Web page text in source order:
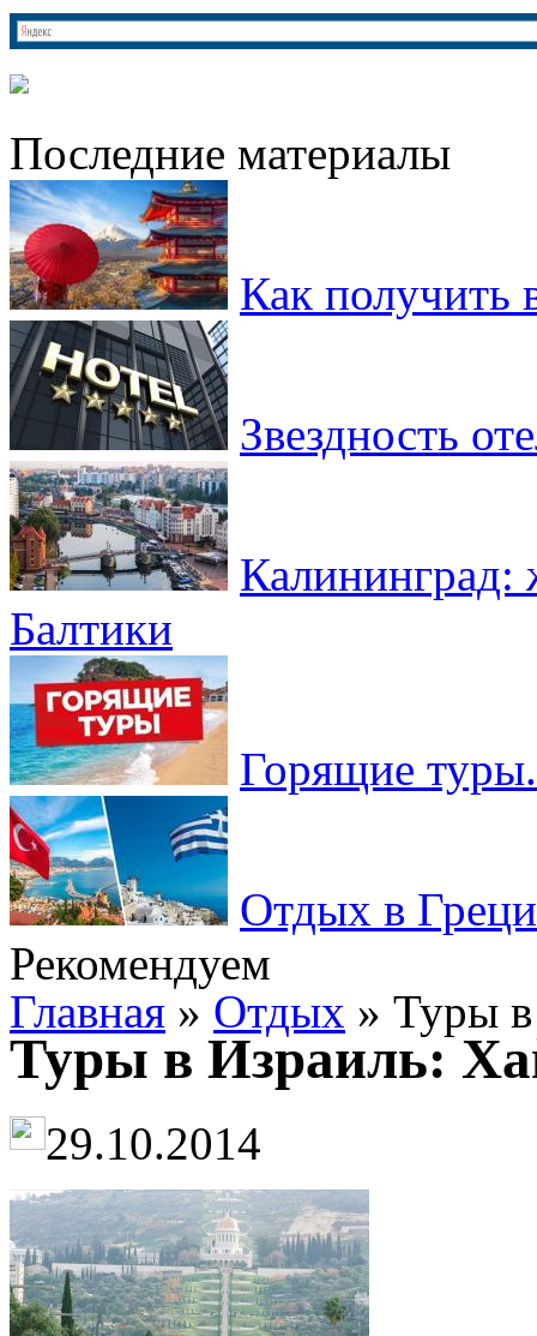
Последние материалы
Как получить
Звездность
Калининград:
Балтики
Горящие
Отдых в
Рекомендуем
Главная » Отдых » Туры
Туры в Израиль:
29.10.2014